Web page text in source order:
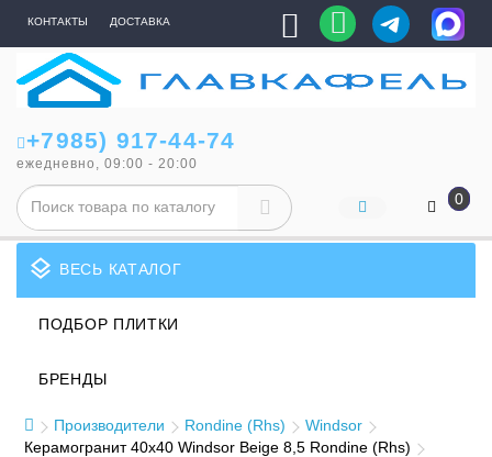
КОНТАКТЫ ДОСТАВКА
+7985) 917-44-74
ежедневно, 09:00 - 20:00
0
layers ВЕСЬ КАТАЛОГ
ПОДБОР ПЛИТКИ
БРЕНДЫ
Производители Rondine (Rhs)
Windsor
Керамогранит 40x40 Windsor Beige 8,5 Rondine (Rhs)